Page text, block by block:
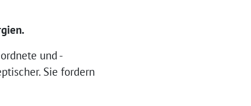
und -
Sie fordern